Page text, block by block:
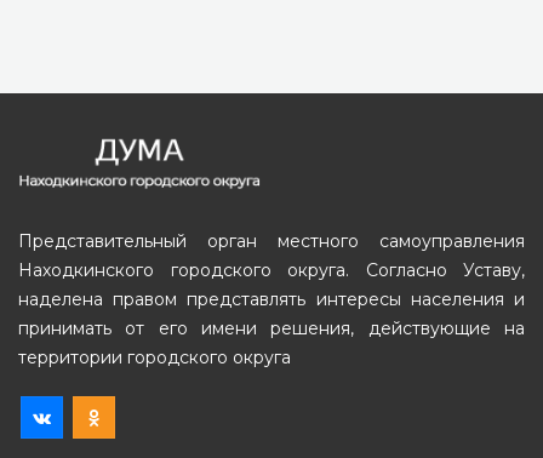
Представительный орган местного самоуправления
Находкинского городского округа. Согласно Уставу,
наделена правом представлять интересы населения и
принимать от его имени решения, действующие на
территории городского округа